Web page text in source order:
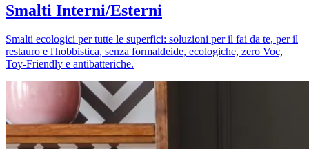
Smalti Interni/Esterni
Smalti ecologici per tutte le superfici: soluzioni per il fai da te, per il
restauro e l'hobbistica, senza formaldeide, ecologiche, zero Voc,
Toy-Friendly e antibatteriche.